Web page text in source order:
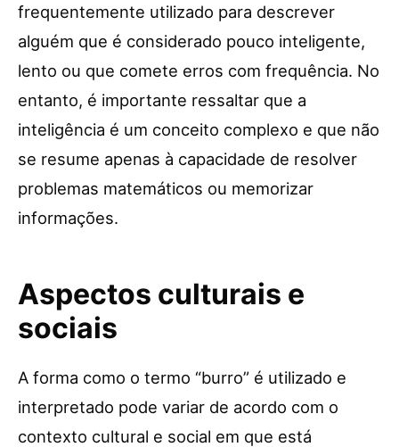
frequentemente utilizado para descrever
alguém que é considerado pouco inteligente,
lento ou que comete erros com frequência. No
entanto, é importante ressaltar que a
inteligência é um conceito complexo e que não
se resume apenas à capacidade de resolver
problemas matemáticos ou memorizar
informações.
Aspectos culturais e
sociais
A forma como o termo “burro” é utilizado e
interpretado pode variar de acordo com o
contexto cultural e social em que está